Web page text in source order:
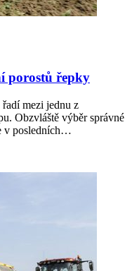
porostů řepky
mezi jednu z
Obzvláště výběr správné
v posledních…